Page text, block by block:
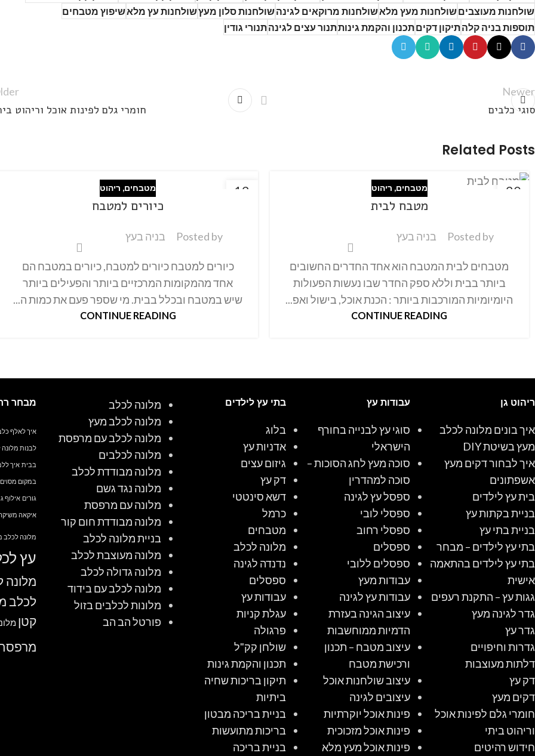
שולחנות מעוצביםשולחנות מעץ מלאשולחנות מרוקאים לגינהשולחנות סלון מעץשולחנות עץ מלאשיפוץ מטבחים
תוספות בניה קלהתיקון דקיםתכנון והקמת גינותתנור עצים לגינהתנורי גודין
Newer
סוגי כלבים חומרי גלם לפינות אוכל וריהוט
Related Posts
20 מטבחים, ריהוט
מטבח לבית
Posted by בניה בעץ
מטבחים לבית המטבח הוא אחד החדרים החשובים
ביותר בבית וללא ספק החדר שבו נעשות הפעולות
היומיומיות המורכבות ביותר : הכנת אוכל, בישול ואפ...
CONTINUE READING
12 מטבחים, ריהוט
כיורים למטבח
Posted by בניה בעץ
כיורים למטבח כיורים למטבח, כיורים במטבח הם
אחד מהמקומות המרכזיים ביותר והפעילים ביותר
שיש במטבח ובכלל בבית. מי שספר פעם את כמות ה...
CONTINUE READING
ריהוט גן
איך בונים מלונה לכלב
מעץ בשיטת DIY
איך לבחור דקים מעץ
אשפתונים
בית עץ לילדים
בניית בקתות עץ
בניית בתי עץ
בתי עץ לילדים – מבחר
בתי עץ לילדים בהתאמה
אישית
גגות עץ – התקנת רעפים
גדר לגינה מעץ
גדר עץ
גדרות וחיפויים
דלתות מעוצבות
דק עץ
דקים מעץ
חומרי גלם לפינות אוכל
וריהוט ביתי
חידוש רהיטים
עבודות עץ
סוגי עץ לבנייה בחורף
הישראלי
סוכה מעץ לחג הסוכות –
סוכה למהדרין
ספסל עץ לגינה
ספסלי לובי
ספסלי רחוב
ספסלים
ספסלים ללובי
עבודות מעץ
עבודות עץ לגינה
עיצוב הגינה בעזרת
הדמיות ממוחשבות
עיצוב מטבח – תכנון
ורכישת מטבח
עיצוב שולחנות אוכל
עיצובים לגינה
פינות אוכל יוקרתיות
פינות אוכל מזכוכית
פינות אוכל מעץ מלא
בתי עץ לילדים
בלוג
אדניות עץ
גיזום עצים
דק עץ
דשא סינטטי
כרמל
מטבחים
מלונה לכלב
נדנדה לגינה
ספסלים
עבודות עץ
עגלת קניות
פרגולה
שולחן קק"ל
תכנון והקמת גינות
תיקון בריכות שחיה
ביתיות
בניית בריכה מבטון
בריכות מתועשות
בניית בריכה
מלונה לכלב
מלונה לכלב מעץ
מלונה לכלב עם מרפסת
מלונה לכלבים
מלונה מבודדת לכלב
מלונה נגד גשם
מלונה עם מרפסת
מלונה מבודדת חום קור
בניית מלונה לכלב
מלונה מעוצבת לכלב
מלונה גדולה לכלב
מלונה לכלב עם בידוד
מלונות לכלבים בזול
פורטל הב הב
מבחר
איך לאלף
לבנות
בבית איך
במקום מסוים
גורים אילוף
איקאה
מלונה לכלב
עץ
מלונה
לכלב
קטן